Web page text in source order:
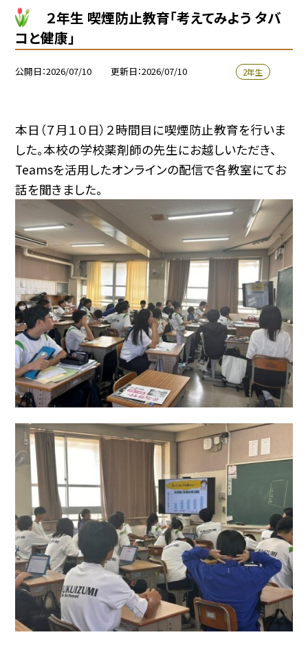
２年生 喫煙防止教育「考えてみよう タバ
コと健康」
公開日 2026/07/10 更新日 2026/07/10 2年生
本日（７月１０日）２時間目に喫煙防止教育を行いま
した。本校の学校薬剤師の先生にお越しいただき、
Teamsを活用したオンラインの配信で各教室にてお
話を聞きました。